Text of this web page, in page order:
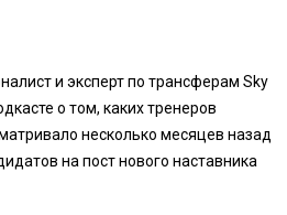
и эксперт по трансферам Sky
о том, каких тренеров
несколько месяцев назад
на пост нового наставника